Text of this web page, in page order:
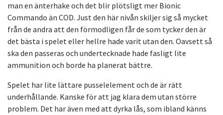
man en änterhake och det blir plötsligt mer Bionic
Commando än COD. Just den här nivån skiljer sig så mycket
från de andra att den förmodligen får de som tycker den är
det bästa i spelet eller hellre hade varit utan den. Oavsett så
ska den passeras och undertecknade hade fasligt lite
ammunition och borde ha planerat bättre.
Spelet har lite lättare pusselelement och de är rätt
underhållande. Kanske för att jag klara dem utan större
problem. Det har även med att dyrka lås, som ibland känns